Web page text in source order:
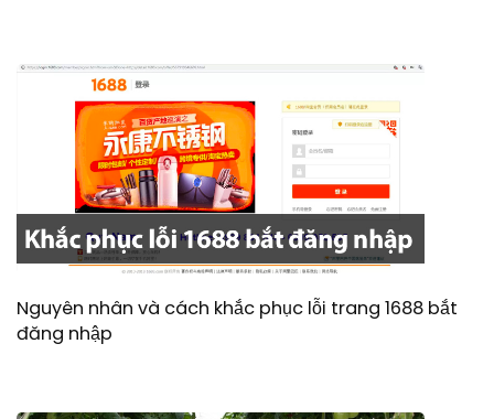
Nguyên nhân và cách khắc phục lỗi trang 1688 bắt
đăng nhập